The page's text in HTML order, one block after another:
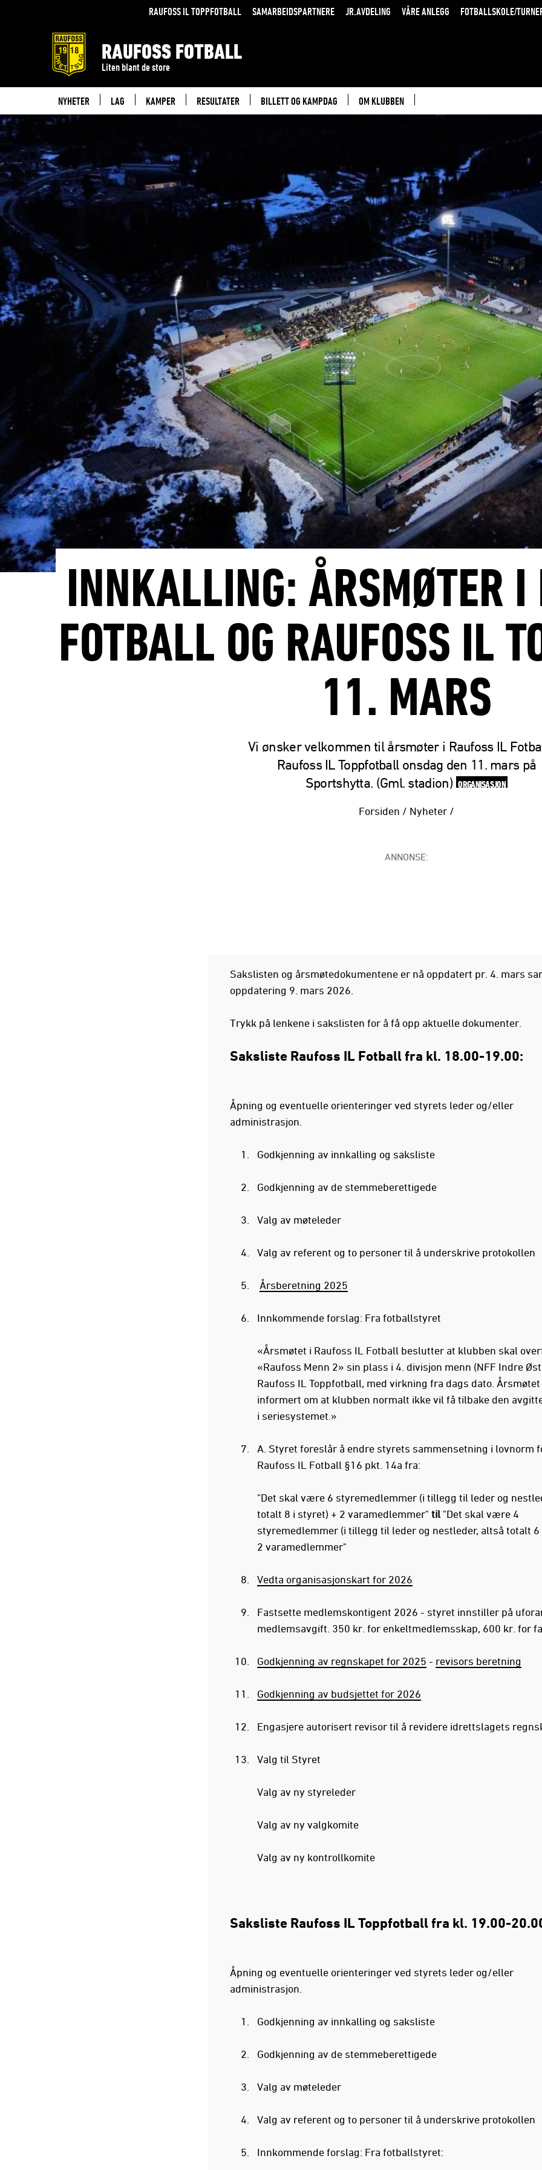
RAUFOSS IL TOPPFOTBALL SAMARBEIDSPARTNERE JR.AVDELING VÅRE ANLEGG FOTBALLSKOLE/
RAUFOSS FOTBALL
Liten blant de store
NYHETER LAG KAMPER RESULTATER BILLETT OG KAMPDAG OM KLUBBEN
INNKALLING: ÅRSMØTER I
FOTBALL OG RAUFOSS IL
11. MARS
Vi ønsker velkommen til årsmøter i Raufoss IL
Raufoss IL Toppfotball onsdag den 11. mars på
Sportshytta. (Gml. stadion) ORGANISASJON
Forsiden / Nyheter /
ANNONSE:
Sakslisten og årsmøtedokumentene er nå oppdatert pr. 4. mars
oppdatering 9. mars 2026.
Trykk på lenkene i sakslisten for å få opp aktuelle dokumenter.
Saksliste Raufoss IL Fotball fra kl. 18.00-19.00:
Åpning og eventuelle orienteringer ved styrets leder og/eller
administrasjon.
Godkjenning av innkalling og saksliste
Godkjenning av de stemmeberettigede
Valg av møteleder
Valg av referent og to personer til å underskrive protokollen
Årsberetning 2025
Innkommende forslag: Fra fotballstyret
«Årsmøtet i Raufoss IL Fotball beslutter at klubben skal
«Raufoss Menn 2» sin plass i 4. divisjon menn (NFF Indre
Raufoss IL Toppfotball, med virkning fra dags dato. Årsmøtet
informert om at klubben normalt ikke vil få tilbake den
i seriesystemet.»
A. Styret foreslår å endre styrets sammensetning i lovnorm
Raufoss IL Fotball §16 pkt. 14a fra:
"Det skal være 6 styremedlemmer (i tillegg til leder og
totalt 8 i styret) + 2 varamedlemmer" til "Det skal være 4
styremedlemmer (i tillegg til leder og nestleder, altså totalt
2 varamedlemmer"
Vedta organisasjonskart for 2026
Fastsette medlemskontigent 2026 - styret innstiller på
medlemsavgift. 350 kr. for enkeltmedlemsskap, 600 kr. for
Godkjenning av regnskapet for 2025 - revisors beretning
Godkjenning av budsjettet for 2026
Engasjere autorisert revisor til å revidere idrettslagets
Valg til Styret
Valg av ny styreleder
Valg av ny valgkomite
Valg av ny kontrollkomite
Saksliste Raufoss IL Toppfotball fra kl. 19.00-
Åpning og eventuelle orienteringer ved styrets leder og/eller
administrasjon.
Godkjenning av innkalling og saksliste
Godkjenning av de stemmeberettigede
Valg av møteleder
Valg av referent og to personer til å underskrive protokollen
Innkommende forslag: Fra fotballstyret: